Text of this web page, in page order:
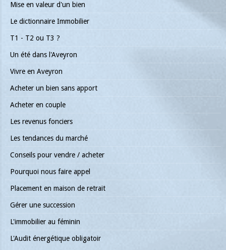
Mise en valeur d'un bien
Le dictionnaire Immobilier
T1 - T2 ou T3 ?
Un été dans l'Aveyron
Vivre en Aveyron
Acheter un bien sans apport
Acheter en couple
Les revenus fonciers
Les tendances du marché
Conseils pour vendre / acheter
Pourquoi nous faire appel
Placement en maison de retrait
Gérer une succession
L'immobilier au féminin
L'Audit énergétique obligatoir